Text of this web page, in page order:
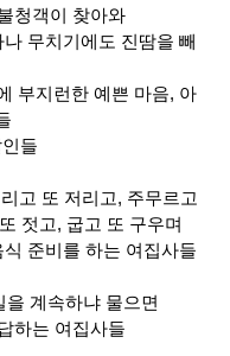
청객이 찾아와
무치기에도 진땀을 빼
부지런한 예쁜 마음, 아
들
고 또 저리고, 주무르고
젓고, 굽고 또 구우며
준비를 하는 여집사들
계속하냐 물으면
하는 여집사들